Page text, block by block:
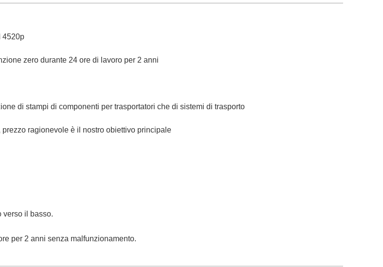
4520p
zero durante 24 ore di lavoro per 2 anni
di stampi di componenti per trasportatori che di sistemi di trasporto
ragionevole è il nostro obiettivo principale
verso il basso.
per 2 anni senza malfunzionamento.